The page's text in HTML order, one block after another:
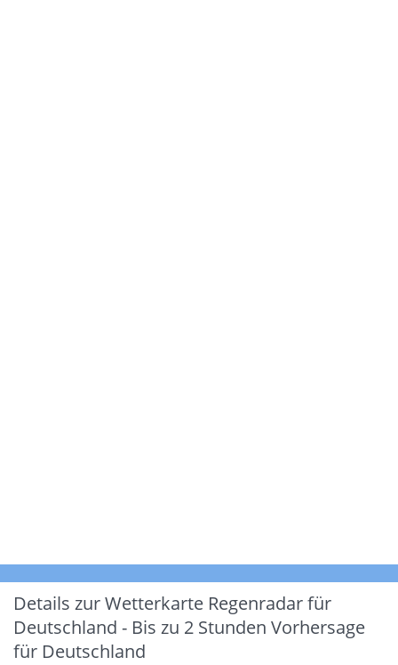
Details zur Wetterkarte Regenradar für
Deutschland - Bis zu 2 Stunden Vorhersage
für Deutschland